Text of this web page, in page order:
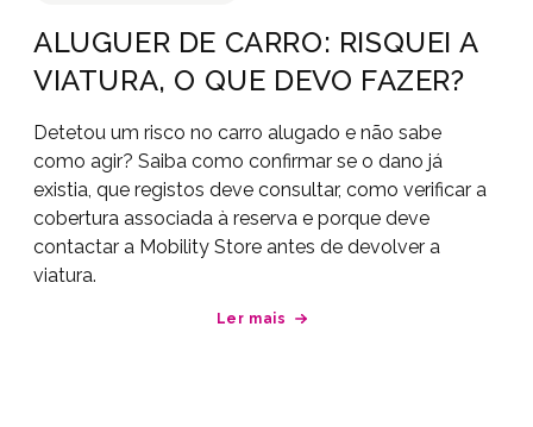
ALUGUER DE CARRO: RISQUEI A
VIATURA, O QUE DEVO FAZER?
Detetou um risco no carro alugado e não sabe
como agir? Saiba como confirmar se o dano já
existia, que registos deve consultar, como verificar a
cobertura associada à reserva e porque deve
contactar a Mobility Store antes de devolver a
viatura.
Ler mais